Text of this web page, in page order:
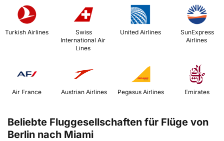
Turkish Airlines
International Air
Lines
United Airlines
Airlines
Air France Austrian Airlines Emirates
Beliebte Fluggesellschaften für Flüge von
Berlin nach Miami